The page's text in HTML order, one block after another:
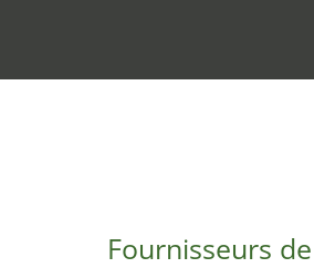
Fournisseurs